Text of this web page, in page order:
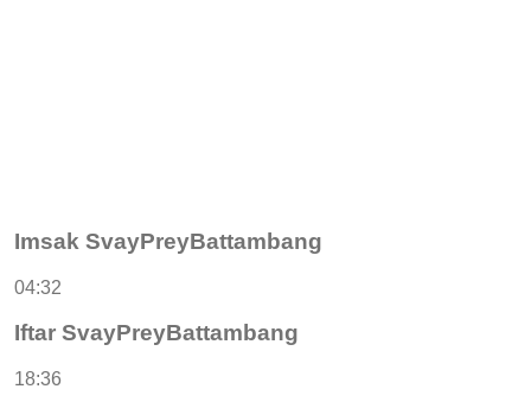
Imsak SvayPreyBattambang
04:32
Iftar SvayPreyBattambang
18:36